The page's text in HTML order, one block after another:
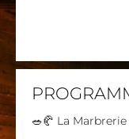
🥗🥐 La